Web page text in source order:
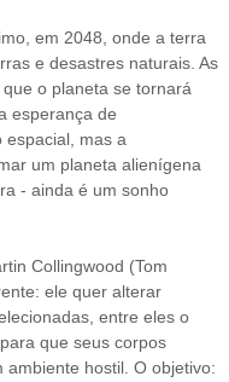
em 2048, onde a terra
e desastres naturais. As
o planeta se tornará
esperança de
espacial, mas a
um planeta alienígena
- ainda é um sonho
Collingwood (Tom
ele quer alterar
entre eles o
que seus corpos
hostil. O objetivo: